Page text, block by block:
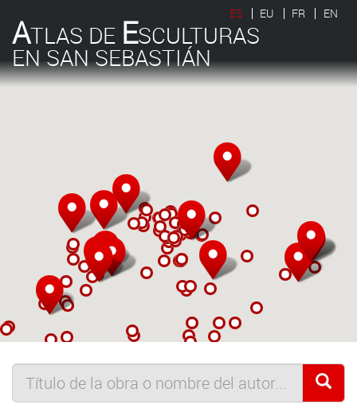
ATLAS DE ESCULTURAS
EN SAN SEBASTIÁN
ES EU FR EN